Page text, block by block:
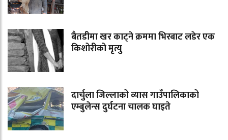
बैतडीमा खर काट्ने क्रममा भिरबाट लडेर एक
किशोरीको मृत्यु
दार्चुला जिल्लाको व्यास गाउँपालिकाको
एम्बुलेन्स दुर्घटना चालक घाइते